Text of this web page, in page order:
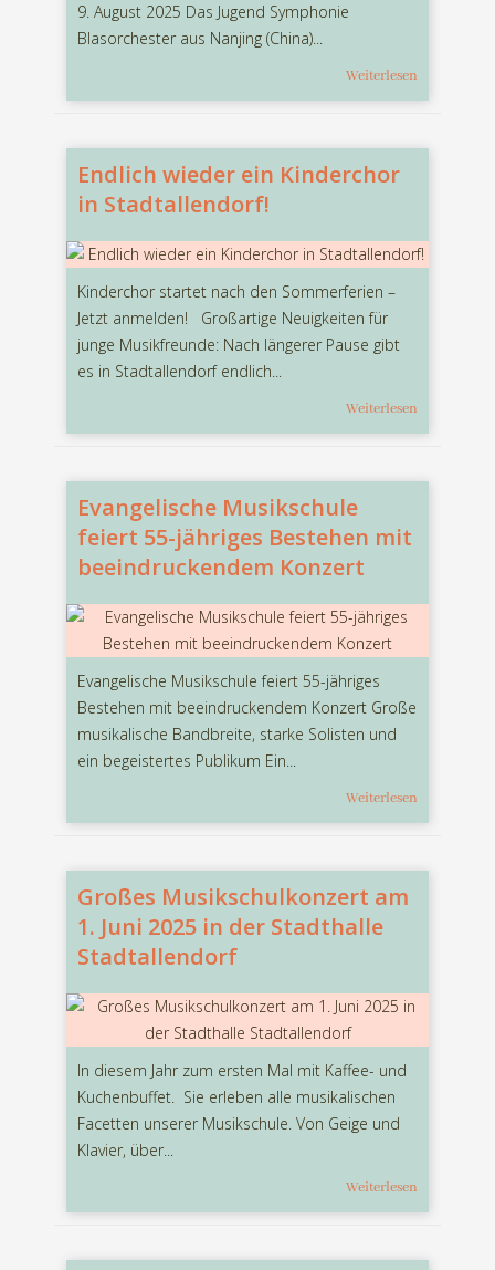
9. August 2025 Das Jugend Symphonie
Blasorchester aus Nanjing (China)...
Weiterlesen
Endlich wieder ein Kinderchor
in Stadtallendorf!
Kinderchor startet nach den Sommerferien –
Jetzt anmelden! Großartige Neuigkeiten für
junge Musikfreunde: Nach längerer Pause gibt
es in Stadtallendorf endlich...
Weiterlesen
Evangelische Musikschule
feiert 55-jähriges Bestehen mit
beeindruckendem Konzert
Evangelische Musikschule feiert 55-jähriges
Bestehen mit beeindruckendem Konzert Große
musikalische Bandbreite, starke Solisten und
ein begeistertes Publikum Ein...
Weiterlesen
Großes Musikschulkonzert am
1. Juni 2025 in der Stadthalle
Stadtallendorf
In diesem Jahr zum ersten Mal mit Kaffee- und
Kuchenbuffet. Sie erleben alle musikalischen
Facetten unserer Musikschule. Von Geige und
Klavier, über...
Weiterlesen